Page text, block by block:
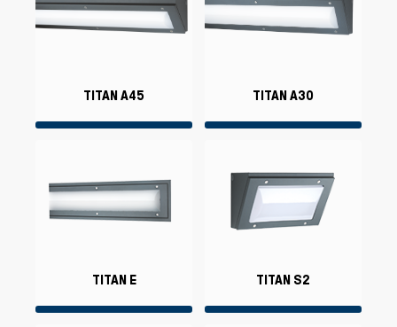
TITAN A45 TITAN A30
TITAN E TITAN S2